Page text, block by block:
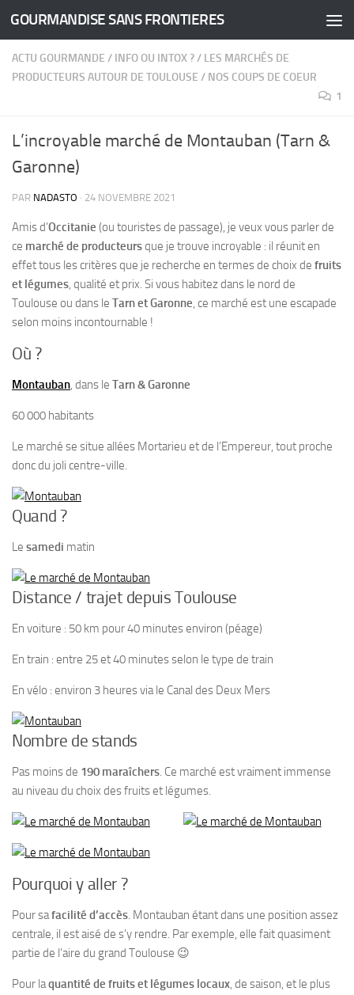
Skip to content
GOURMANDISE SANS FRONTIERES
ACTU GOURMANDE / INFO OU INTOX ?/ LES MARCHÉS DE
PRODUCTEURS AUTOUR DE TOULOUSE / NOS COUPS DE COEUR
1
L’incroyable marché de Montauban (Tarn &
Garonne)
PAR NADASTO · 24 NOVEMBRE 2021
Amis d’Occitanie (ou touristes de passage), je veux vous parler de
ce marché de producteursque je trouve incroyable : il réunit en
effet tous les critères que je recherche en termes de choix de fruits
et légumes, qualité et prix. Si vous habitez dans le nord de
Toulouse ou dans le Tarn et Garonne, ce marché est une escapade
selon moins incontournable !
Où ?
Montauban, dans le Tarn & Garonne
60 000 habitants
Le marché se situe allées Mortarieu et de l’Empereur, tout proche
donc du joli centre-ville.
Quand ?
Le samedi matin
Distance / trajet depuis Toulouse
En voiture : 50 km pour 40 minutes environ (péage)
En train : entre 25 et 40 minutes selon le type de train
En vélo : environ 3 heures via le Canal des Deux Mers
Nombre de stands
Pas moins de 190 maraîchers. Ce marché est vraiment immense
au niveau du choix des fruits et légumes.
Pourquoi y aller ?
Pour safacilité d’accès. Montauban étant dans une position assez
centrale, il est aisé de s’y rendre. Par exemple, elle fait quasiment
partie de l’aire du grand Toulouse 😉
Pour laquantité de fruits et légumes locaux, de saison, et le plus